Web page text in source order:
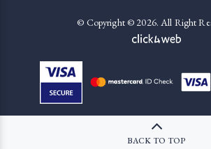
© Copyright © 2026. All Right
BACK TO TOP